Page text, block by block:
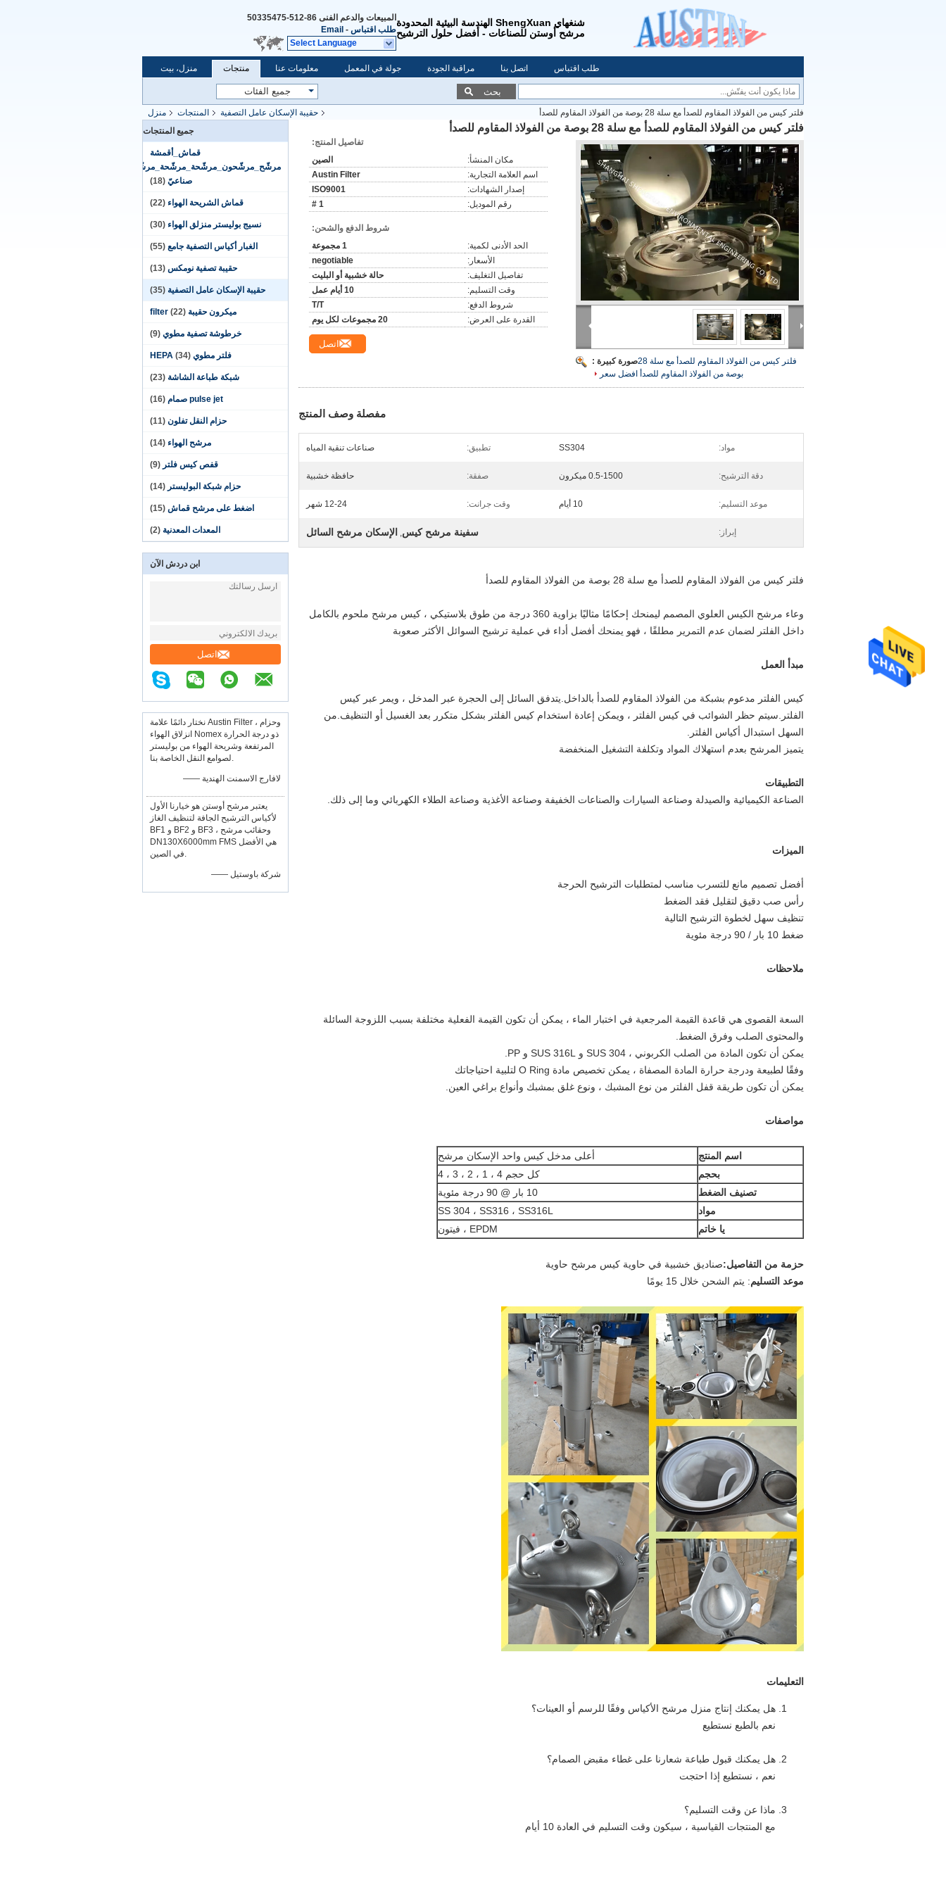
شنغهاي ShengXuan الهندسة البيئية المحدودة
مرشح أوستن للصناعات - أفضل حلول الترشيح
المبيعات والدعم الفنى 86-512-50335475
طلب اقتباس -
Email
Select Language
منزل، بيت منتجات معلومات عنا جولة في المعمل مراقبة الجودة اتصل بنا طلب اقتباس
بحث
منزل المنتجات حقيبة الإسكان عامل التصفية
فلتر كيس من الفولاذ المقاوم للصدأ مع سلة 28 بوصة من الفولاذ المقاوم للصدأ
جميع المنتجات
قماش_أقمشة
مرشّح_مرشّحون_مرشّحة_مرشّحة_مرشّحات_ترشيحا
صناعيّ (18)
قماش الشريحة الهواء (22)
نسيج بوليستر منزلق الهواء (30)
الغبار أكياس التصفية جامع (55)
حقيبة تصفية نومكس (13)
حقيبة الإسكان عامل التصفية (35)
ميكرون حقيبة filter (22)
خرطوشة تصفية مطوي (9)
فلتر مطوي HEPA (34)
شبكة طباعة الشاشة (23)
pulse jet صمام (16)
حزام النقل تفلون (11)
مرشح الهواء (14)
قفص كيس فلتر (9)
حزام شبكة البوليستر (14)
اضغط على مرشح قماش (15)
المعدات المعدنية (2)
ابن دردش الآن
اتصل
نختار دائمًا علامة Austin Filter ، وحزام
انزلاق الهواء Nomex ذو درجة الحرارة
المرتفعة وشريحة الهواء من بوليستر
لصوامع النقل الخاصة بنا.
—— لافارج الاسمنت الهندية
يعتبر مرشح أوستن هو خيارنا الأول
لأكياس الترشيح الجافة لتنظيف الغاز
BF1 و BF2 و BF3 ، وحقائب مرشح
DN130X6000mm FMS هي الأفضل
في الصين.
—— شركة باوستيل
فلتر كيس من الفولاذ المقاوم للصدأ مع سلة 28 بوصة من الفولاذ المقاوم للصدأ
صورة كبيرة :فلتر كيس من الفولاذ المقاوم للصدأ مع سلة 28
بوصة من الفولاذ المقاوم للصدأ
افضل سعر
تفاصيل المنتج:
مكان المنشأ:
الصين
اسم العلامة التجارية:
Austin Filter
إصدار الشهادات:
ISO9001
رقم الموديل:
1 #
شروط الدفع والشحن:
الحد الأدنى لكمية:
1 مجموعة
الأسعار:
negotiable
تفاصيل التغليف:
حالة خشبية أو البليت
وقت التسليم:
10 أيام عمل
شروط الدفع:
T/T
القدرة على العرض:
20 مجموعات لكل يوم
اتصل
مفصلة وصف المنتج
مواد: SS304 تطبيق: صناعات تنقية المياه
دقة الترشيح: 0.5-1500 ميكرون صفقة: حافظة خشبية
موعد التسليم: 10 أيام وقت جرانت: 12-24 شهر
إبراز: سفينة مرشح كيس, الإسكان مرشح السائل
فلتر كيس من الفولاذ المقاوم للصدأ مع سلة 28 بوصة من الفولاذ المقاوم للصدأ
وعاء مرشح الكيس العلوي المصمم ليمنحك إحكامًا مثاليًا بزاوية 360 درجة من طوق بلاستيكي ، كيس مرشح ملحوم بالكامل
داخل الفلتر لضمان عدم التمرير مطلقًا ، فهو يمنحك أفضل أداء في عملية ترشيح السوائل الأكثر صعوبة
مبدأ العمل
كيس الفلتر مدعوم بشبكة من الفولاذ المقاوم للصدأ بالداخل.يتدفق السائل إلى الحجرة عبر المدخل ، ويمر عبر كيس
الفلتر.سيتم حظر الشوائب في كيس الفلتر ، ويمكن إعادة استخدام كيس الفلتر بشكل متكرر بعد الغسيل أو التنظيف.من
السهل استبدال أكياس الفلتر.
يتميز المرشح بعدم استهلاك المواد وتكلفة التشغيل المنخفضة
التطبيقات
الصناعة الكيميائية والصيدلة وصناعة السيارات والصناعات الخفيفة وصناعة الأغذية وصناعة الطلاء الكهربائي وما إلى ذلك.
الميزات
أفضل تصميم مانع للتسرب مناسب لمتطلبات الترشيح الحرجة
رأس صب دقيق لتقليل فقد الضغط
تنظيف سهل لخطوة الترشيح التالية
ضغط 10 بار / 90 درجة مئوية
ملاحظات
السعة القصوى هي قاعدة القيمة المرجعية في اختبار الماء ، يمكن أن تكون القيمة الفعلية مختلفة بسبب اللزوجة السائلة
والمحتوى الصلب وفرق الضغط.
يمكن أن تكون المادة من الصلب الكربوني ، SUS 304 و SUS 316L و PP.
وفقًا لطبيعة ودرجة حرارة المادة المصفاة ، يمكن تخصيص مادة O Ring لتلبية احتياجاتك
يمكن أن تكون طريقة قفل الفلتر من نوع المشبك ، ونوع غلق بمشبك وأنواع براغي العين.
مواصفات
اسم المنتج
أعلى مدخل كيس واحد الإسكان مرشح
بحجم
كل حجم 4 ، 1 ، 2 ، 3 ، 4
تصنيف الضغط
10 بار @ 90 درجة مئوية
مواد
SS 304 ، SS316 ، SS316L
يا خاتم
EPDM ، فيتون
حزمة من التفاصيل:صناديق خشبية في حاوية كيس مرشح حاوية
موعد التسليم: يتم الشحن خلال 15 يومًا
التعليمات
هل يمكنك إنتاج منزل مرشح الأكياس وفقًا للرسم أو العينات؟
نعم بالطبع نستطيع
هل يمكنك قبول طباعة شعارنا على غطاء مقبض الصمام؟
نعم ، نستطيع إذا احتجت
ماذا عن وقت التسليم؟
مع المنتجات القياسية ، سيكون وقت التسليم في العادة 10 أيام